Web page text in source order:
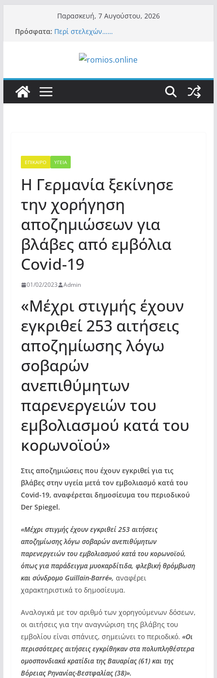
περιεχόμενο
Παρασκευή, 7 Αυγούστου, 2026
Πρόσφατα: Περί στελεχών……
είναι το Κίνημα της Μ.Καρυστιανού και όχι
το διεφθαρμένο σύστημα εξουσίας»
Κασιδιάρη – Οι ένοικοι του Μαξίμου σε
πανικό, πατριωτικό τσουνάμι σαρώνει την
«Έλληνες» η κυβέρνηση! (φωτο)
ΕΠΙΚΑΙΡΟ ΥΓΕΙΑ
Η Γερμανία ξεκίνησε
την χορήγηση
αποζημιώσεων για
βλάβες από εμβόλια
Covid-19
01/02/2023 Admin
«Μέχρι στιγμής έχουν
εγκριθεί 253 αιτήσεις
αποζημίωσης λόγω
σοβαρών
ανεπιθύμητων
παρενεργειών του
εμβολιασμού κατά του
κορωνοϊού»
Στις αποζημιώσεις που έχουν εγκριθεί για τις
βλάβες στην υγεία μετά τον εμβολιασμό κατά του
Covid-19, αναφέρεται δημοσίευμα του περιοδικού
Der Spiegel.
«Μέχρι στιγμής έχουν εγκριθεί 253 αιτήσεις
αποζημίωσης λόγω σοβαρών ανεπιθύμητων
παρενεργειών του εμβολιασμού κατά του κορωνοϊού,
όπως για παράδειγμα μυοκαρδίτιδα, φλεβική θρόμβωση
και σύνδρομο Guillain-Barré», αναφέρει
χαρακτηριστικά το δημοσίευμα.
Αναλογικά με τον αριθμό των χορηγούμενων δόσεων,
οι αιτήσεις για την αναγνώριση της βλάβης του
εμβολίου είναι σπάνιες, σημειώνει το περιοδικό. «Οι
περισσότερες αιτήσεις εγκρίθηκαν στα πολυπληθέστερα
ομοσπονδιακά κρατίδια της Βαυαρίας (61) και της
Βόρειας Ρηνανίας-Βεστφαλίας (38)».